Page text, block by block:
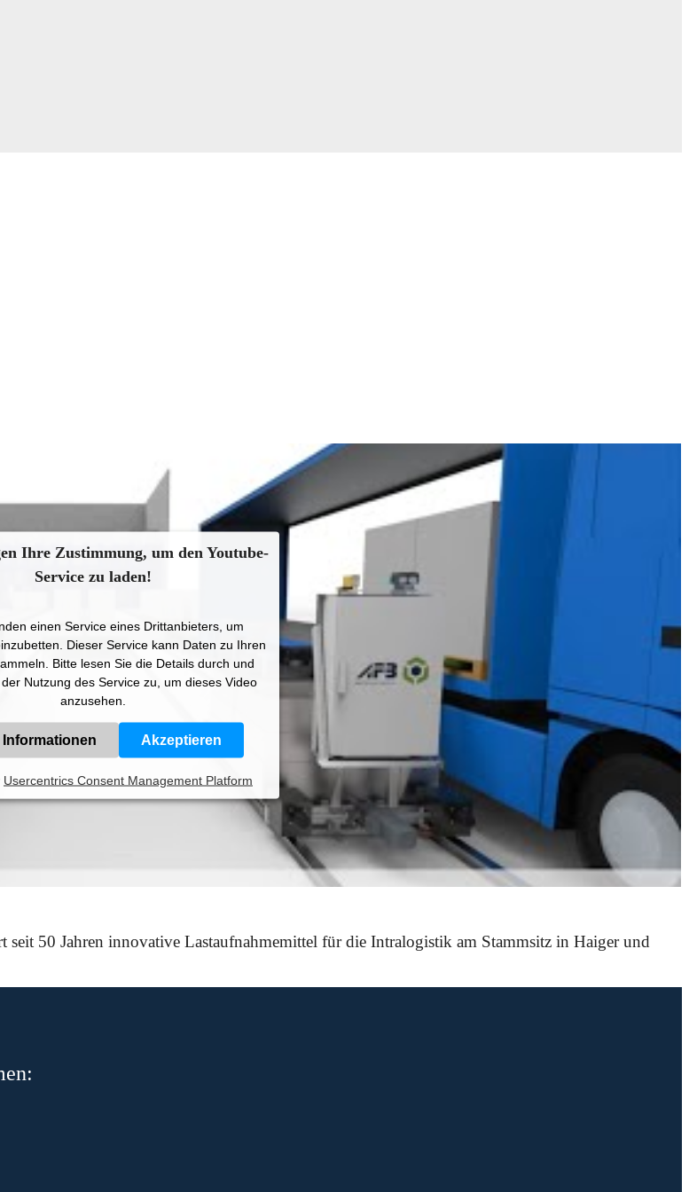
Ihre Zustimmung, um den Youtube-
Service zu laden!
einen Service eines Drittanbieters, um
Dieser Service kann Daten zu Ihren
Bitte lesen Sie die Details durch und
Nutzung des Service zu, um dieses Video
anzusehen.
Informationen Akzeptieren
Usercentrics Consent Management Platform
50 Jahren innovative Lastaufnahmemittel für die Intralogistik am Stammsitz in Haiger und